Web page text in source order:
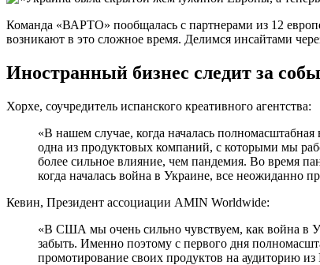
Команда «ВАРТО» пообщалась с партнерами из 12
возникают в это сложное время. Делимся инсайтами
Иностранный бизнес следит за
Хорхе, соучредитель испанского креативного агентства:
«В нашем случае, когда началась
одна из продуктовых компаний, с которыми мы
более сильное влияние, чем пандемия. Во время
когда началась война в Украине, все неожиданно
Кевин, Президент ассоциации AMIN Worldwide:
«В США мы очень сильно чувствуем, как война в
забыть. Именно поэтому с первого дня
промотирование своих продуктов на аудиторию